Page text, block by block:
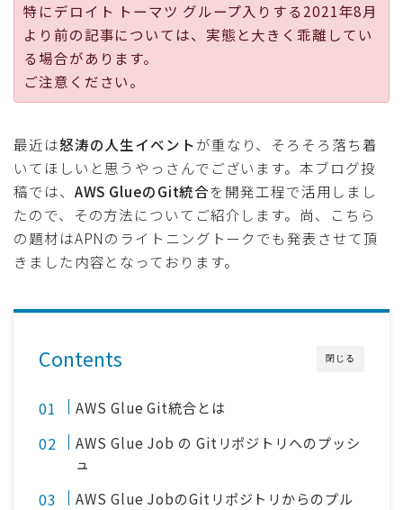
特にデロイト トーマツ グループ入りする2021年8月
より前の記事については、実態と大きく乖離してい
る場合があります。
ご注意ください。
最近は怒涛の人生イベントが重なり、そろそろ落ち着
いてほしいと思うやっさんでございます。本ブログ投
稿では、 AWS GlueのGit統合を開発工程で活用しまし
たので、その方法についてご紹介します。尚、こちら
の題材はAPNのライトニングトークでも発表させて頂
きました内容となっております。
閉じる
Contents
AWS Glue Git統合とは
AWS Glue Job の Gitリポジトリへのプッシ
ュ
AWS Glue JobのGitリポジトリからのプル